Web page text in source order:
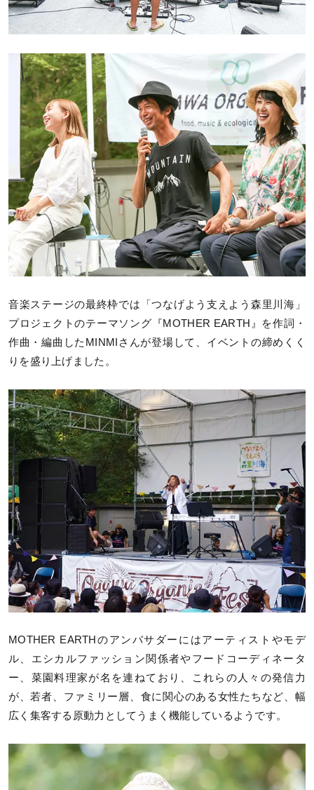
音楽ステージの最終枠では「つなげよう支えよう森里川海」
プロジェクトのテーマソング『MOTHER EARTH』を作詞・
作曲・編曲したMINMIさんが登場して、イベントの締めくく
りを盛り上げました。
MOTHER EARTHのアンバサダーにはアーティストやモデ
ル、エシカルファッション関係者やフードコーディネータ
ー、菜園料理家が名を連ねており、これらの人々の発信力
が、若者、ファミリー層、食に関心のある女性たちなど、幅
広く集客する原動力としてうまく機能しているようです。